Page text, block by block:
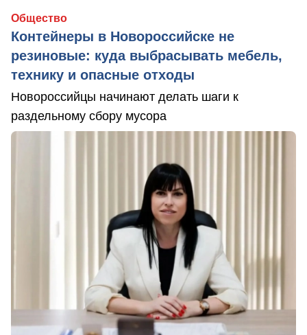
Общество
Контейнеры в Новороссийске не
резиновые: куда выбрасывать мебель,
технику и опасные отходы
Новороссийцы начинают делать шаги к
раздельному сбору мусора